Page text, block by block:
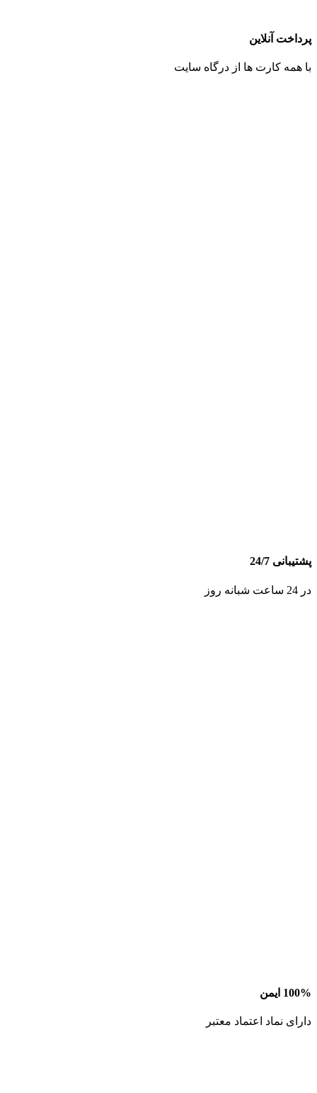
پرداخت آنلاین
با همه کارت ها از درگاه سایت
پشتیبانی 24/7
در 24 ساعت شبانه روز
100% ایمن
دارای نماد اعتماد معتبر